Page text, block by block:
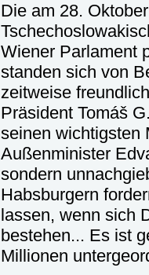
Die am 28.
Wiener Parlament
standen sich von
zeitweise
Präsident Tomáš
seinen wichtigsten
Außenminister
sondern
Habsburgern
lassen, wenn sich
bestehen... Es ist
Millionen